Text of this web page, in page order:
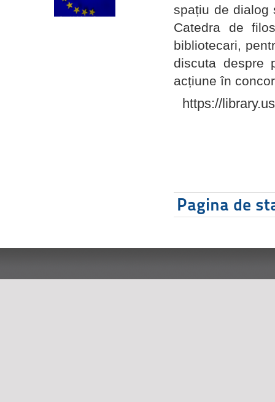
spațiu de dialog
Catedra de
bibliotecari,
discuta despre
acțiune în
https://
Pagina de